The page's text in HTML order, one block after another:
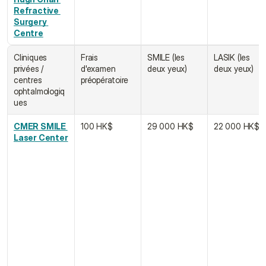
Refractive
Surgery
Centre
Cliniques
privées /
centres
ophtalmologiq
ues
Frais
d'examen
préopératoire
SMILE (les
deux yeux)
LASIK﻿ (les
deux yeux)
CMER SMILE
Laser Center
100 HK$ 29 000 HK$ 22 000 HK$